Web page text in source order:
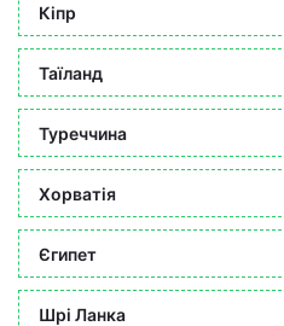
Кіпр
Таїланд
Туреччина
Хорватія
Єгипет
Шрі Ланка